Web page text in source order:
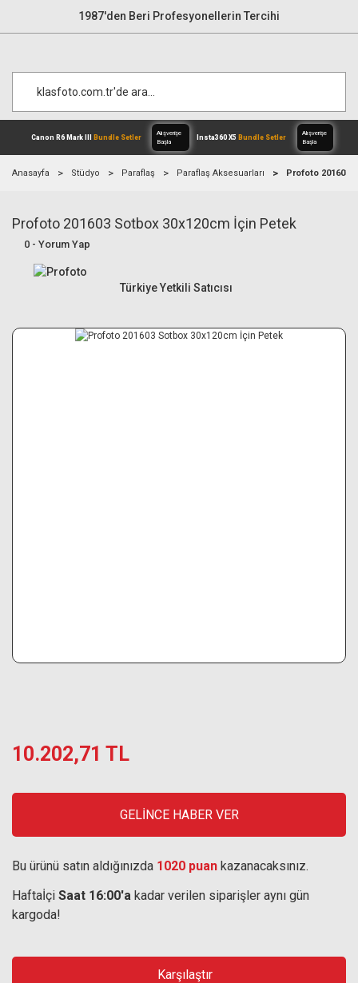
1987'den Beri Profesyonellerin Tercihi
Canon R6 Mark IIIBundle Setler
Alışverişe
Anasayfa Stüdyo Paraflaş Paraflaş Aksesuarları Profoto 201603
Profoto 201603 Sotbox 30x120cm İçin Petek
0 - Yorum Yap
Türkiye Yetkili Satıcısı
10.202,71 TL
GELİNCE HABER VER
Bu ürünü satın aldığınızda 1020 puan kazanacaksınız.
Haftaİçi Saat 16:00'a kadar verilen siparişler aynı gün
kargoda!
Karşılaştır